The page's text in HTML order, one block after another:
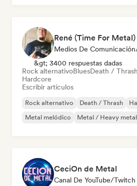
René (Time For Metal)
Medios De
&gt; 3400 respuestas dadas
Rock alternativoBluesDeath / Thrash
Hardcore
Escribir artículos
Rock alternativo Death / Thrash
Metal melódico
Metal / Heavy metal
CeciOn de Metal
Canal De YouTube/Twitch